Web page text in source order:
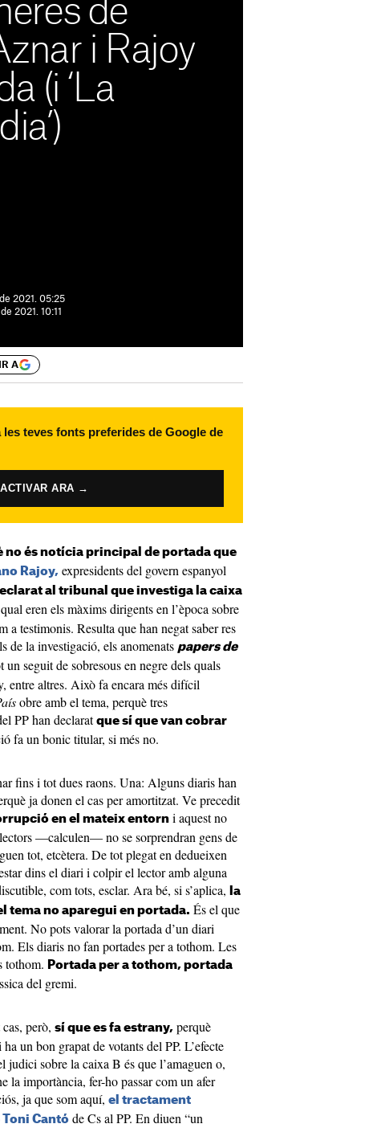
de
i Rajoy
(i ‘La
2021. 05:25
2021. 10:11
A
teves fonts preferides de Google de
ACTIVAR ARA →
no és notícia principal de portada que
Rajoy, expresidents del govern espanyol
al tribunal que investiga la caixa
eren els màxims dirigents en l’època sobre
a testimonis. Resulta que han negat saber res
de la investigació, els anomenats papers de
un seguit de sobresous en negre dels quals
entre altres. Això fa encara més difícil
obre amb el tema, perquè tres
PP han declarat que sí que van cobrar
fa un bonic titular, si més no.
fins i tot dues raons. Una: Alguns diaris han
ja donen el cas per amortitzat. Ve precedit
en el mateix entorn i aquest no
—calculen— no se sorprendran gens de
tot, etcètera. De tot plegat en dedueixen
dins el diari i colpir el lector amb alguna
com tots, esclar. Ara bé, si s’aplica,
la
tema no aparegui en portada. És el que
No pots valorar la portada d’un diari
Els diaris no fan portades per a tothom. Les
tothom.
Portada per a tothom, portada
del gremi.
però, sí que es fa estrany, perquè
un bon grapat de votants del PP. L’efecte
judici sobre la caixa B és que l’amaguen o,
la importància, fer-ho passar com un afer
ja que som aquí, el tractament
Cantó de Cs al PP. En diuen “un